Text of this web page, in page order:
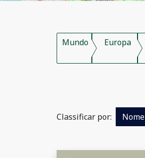
Mundo Europa
Classificar por: Nome